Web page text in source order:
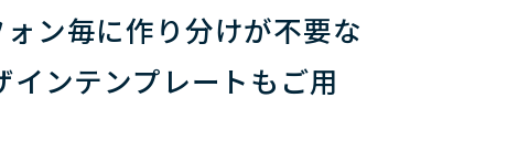
ン毎に作り分けが不要な
インテンプレートもご用